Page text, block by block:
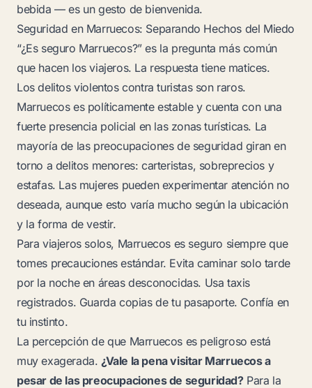
bebida — es un gesto de bienvenida.
Seguridad en Marruecos: Separando Hechos del Miedo
“¿Es seguro Marruecos?” es la pregunta más común
que hacen los viajeros. La respuesta tiene matices.
Los delitos violentos contra turistas son raros.
Marruecos es políticamente estable y cuenta con una
fuerte presencia policial en las zonas turísticas. La
mayoría de las preocupaciones de seguridad giran en
torno a delitos menores: carteristas, sobreprecios y
estafas. Las mujeres pueden experimentar atención no
deseada, aunque esto varía mucho según la ubicación
y la forma de vestir.
Para viajeros solos, Marruecos es seguro siempre que
tomes precauciones estándar. Evita caminar solo tarde
por la noche en áreas desconocidas. Usa taxis
registrados. Guarda copias de tu pasaporte. Confía en
tu instinto.
La percepción de que Marruecos es peligroso está
muy exagerada. ¿Vale la pena visitar Marruecos a
pesar de las preocupaciones de seguridad?Para la